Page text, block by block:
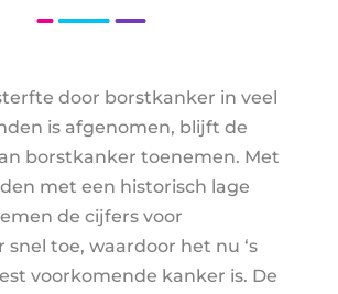
door borstkanker in veel
is afgenomen, blijft de
borstkanker toenemen. Met
met een historisch lage
de cijfers voor
toe, waardoor het nu ‘s
voorkomende kanker is. De